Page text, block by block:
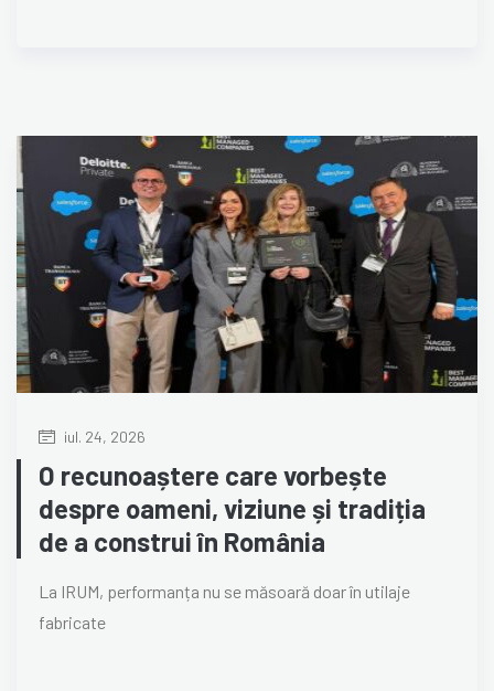
iul. 24, 2026
O recunoaștere care vorbește
despre oameni, viziune și tradiția
de a construi în România
La IRUM, performanța nu se măsoară doar în utilaje
fabricate